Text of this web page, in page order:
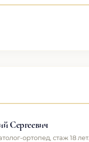
Сергеевич
ортопед, стаж 18 лет.